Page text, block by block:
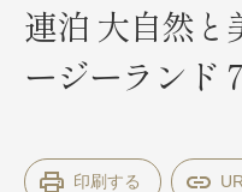
出発月
10月
出発月
お盆・夏休み
連泊 大自然と
ージーランド
印刷する